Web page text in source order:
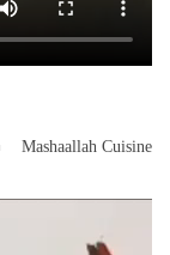
Mashaallah Cuisine